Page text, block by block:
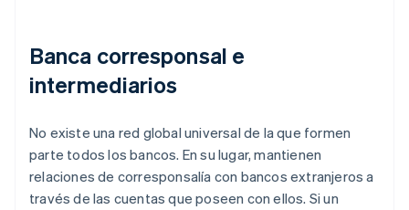
Banca corresponsal e
intermediarios
No existe una red global universal de la que formen
parte todos los bancos. En su lugar, mantienen
relaciones de corresponsalía con bancos extranjeros a
través de las cuentas que poseen con ellos. Si un